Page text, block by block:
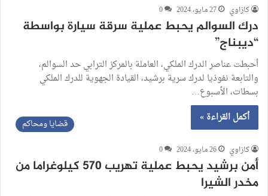
كازاوي 27 مايو، 2024 0
درك السوالم يحبط عملية سرقة سيارة بواسطة
“ديبناج”
أحبطت عناصر الدرك الملكي، العاملة بالمركز الترابي حد السوالم،
والتابعة نفوذيا لدرك سرية برشيد، القيادة الجهوية للدرك الملكي
بسطات، الأسبوع…
أكمل القراءة »
قضايا ومحاكم
كازاوي 26 مايو، 2024 0
أمن برشيد يحبط عملية تهريب 570 كيلوغراما من
مخدر الشيرا